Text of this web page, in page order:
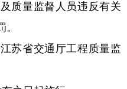
量监督人员违反有关
省交通厅工程质量监